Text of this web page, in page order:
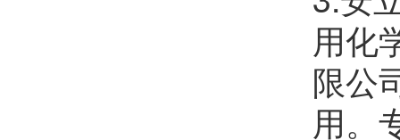
用化
限公
用。